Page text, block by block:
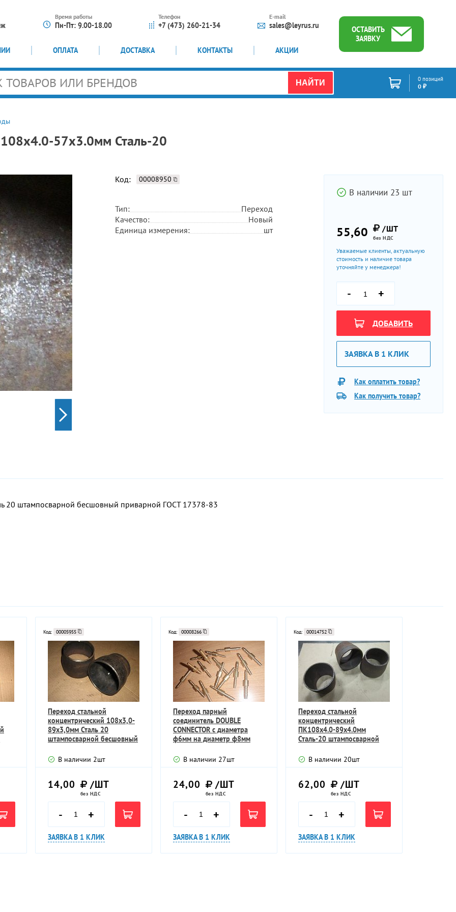
Время работы
Пн-Пт: 9.00-18.00
Телефон
+7 (473) 260-21-34
E-mail
sales@leyrus.ru
ОПЛАТА ДОСТАВКА КОНТАКТЫ АКЦИИ
ОСТАВИТЬ
ЗАЯВКУ
НАЙТИ 0 позиций
0 ₽
57х3.0мм Сталь-20
Код: 00008950
Тип:
Переход
Качество:
Новый
Единица измерения:
шт
В наличии 23 шт
55,60 /ШТ
без НДС
Уважаемые клиенты, актуальную
стоимость и наличие товара
уточняйте у менеджера!
- +
ДОБАВИТЬ
ЗАЯВКА В 1 КЛИК
Как оплатить товар?
Как получить товар?
20 штампосварной бесшовный приварной ГОСТ 17378-83
Код: 00005955
Переход стальной
концентрический 108х3,0-
89х3,0мм Сталь 20
штампосварной бесшовный
В наличии 2шт
14,00 /ШТ
без НДС
- +
ЗАЯВКА В 1 КЛИК
Код: 00008266
Переход парный
соединитель DOUBLE
CONNECTOR с диаметра
ф6мм на диаметр ф8мм
В наличии 27шт
24,00 /ШТ
без НДС
- +
ЗАЯВКА В 1 КЛИК
Код: 00014752
Переход стальной
концентрический
ПК108х4.0-89х4.0мм
Сталь-20 штампосварной
В наличии 20шт
62,00 /ШТ
без НДС
- +
ЗАЯВКА В 1 КЛИК